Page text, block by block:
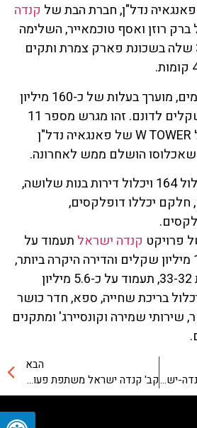
נדל"ן, חברת הבת של קנדה
רוזן ואסף טוכמאייר, השלימה
את רכישת המגרש ה-3 שלה בשכונת פארק צמרת ותקים
המגרש בן ארבעה הדונמים, מוערך בעלות של כ-160 מיליון
שקלים, או 40 מיליון שקלים לדונם. זהו מגרש מספר 11
בשכונה, שסמוך למגדל W TOWER של פאנגאיה נדל"ן
הושלם ממש לאחרונה.
פרויקט W PRIME, יכלול 164 ויכלול דירות בנות שלושה,
יכללו דופלקסים,
פרויקט קנדה ישראלתעמוד על
מחיר התחלתי של 1.86 מיליון שקלים והדירה היקרה ביותר,
שהיא דופלקס בקומות 33-32, תעמוד על כ-5.6 מיליון
בריכת שחייה, ספא, חדר כושר
שירותי שמירה וקונסיירג' ומתקנים
פאנגאיה נדל"ן מקב' קנדה-ישראל רכשה את מתחם תנובה (מעיתון "הארץ"5/4/2011)
הבא
קב' קנדה ישראל משתפת פעולה עם מעצב העל קפיליני בפרויקט W PRIME